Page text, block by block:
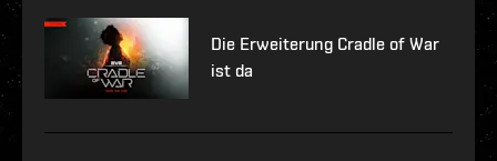
Die Erweiterung Cradle of War
ist da